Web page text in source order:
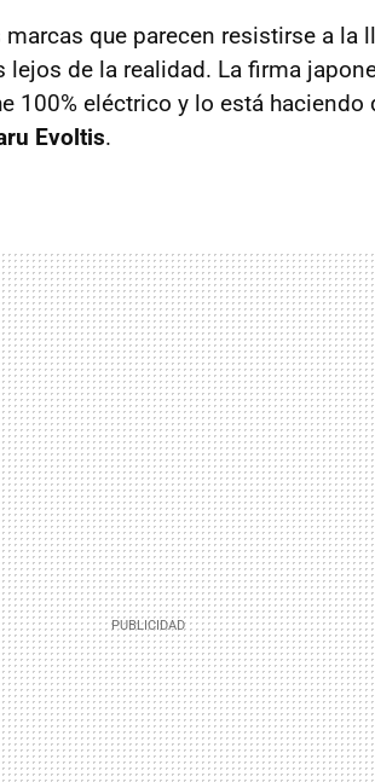
que parecen resistirse a la
de la realidad. La firma
100% eléctrico y lo está haciendo
Evoltis.